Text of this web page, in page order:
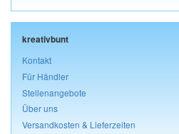
kreativbunt
Kontakt
Für Händler
Stellenangebote
Über uns
Versandkosten & Lieferzeiten